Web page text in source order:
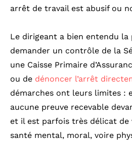
arrêt de travail est abusif ou
Le dirigeant a bien entendu la
demander un contrôle de la
une Caisse Primaire
ou de dénoncer l’arrêt
démarches ont leurs limites :
aucune preuve recevable
et il est parfois très délicat de
santé mental, moral, voire